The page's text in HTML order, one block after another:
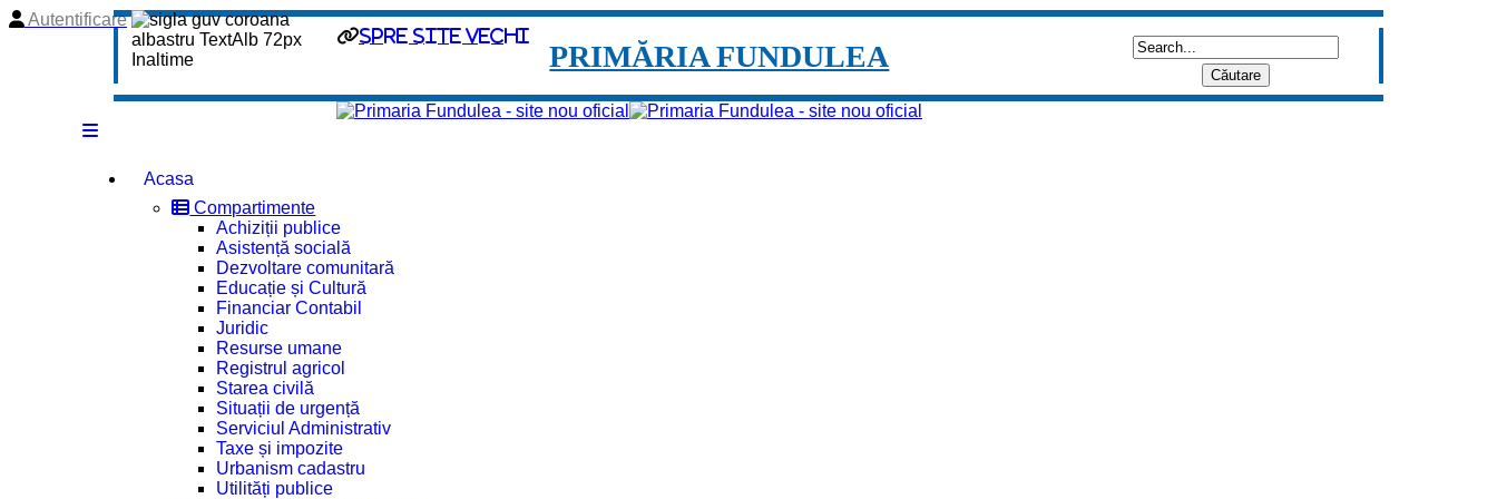
spre site vechi
Autentificare
PRIMĂRIA FUNDULEA
Acasa
Compartimente
Achiziții publice
Asistență socială
Dezvoltare comunitară
Educație și Cultură
Financiar Contabil
Juridic
Resurse umane
Registrul agricol
Starea civilă
Situații de urgență
Serviciul Administrativ
Taxe și impozite
Urbanism cadastru
Utilități publice